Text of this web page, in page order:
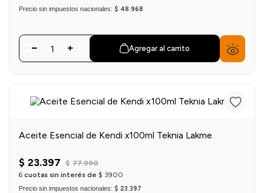
Precio sin impuestos nacionales: $ 48.968
Agregar al carrito
Aceite Esencial de Kendi x100ml Teknia Lakme
$ 23.397 $ 77.990
6 cuotas sin interés de $ 3900
Precio sin impuestos nacionales: $ 23.397